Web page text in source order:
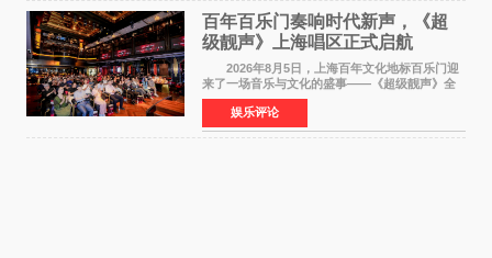
百年百乐门奏响时代新声，《超
级靓声》上海唱区正式启航
2026年8月5日，上海百年文化地标百乐门迎
来了一场音乐与文化的盛事——《超级靓声》全
国励志音乐公益节目上海唱区新闻发布会暨启动
仪式在此隆重举行。各界领导、嘉宾与媒体朋友
齐聚一堂，共同
娱乐评论